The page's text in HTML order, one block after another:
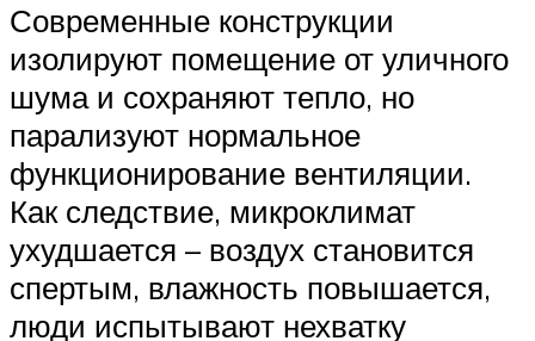
Современные конструкции
изолируют помещение от уличного
шума и сохраняют тепло, но
парализуют нормальное
функционирование вентиляции.
Как следствие, микроклимат
ухудшается – воздух становится
спертым, влажность повышается,
люди испытывают нехватку